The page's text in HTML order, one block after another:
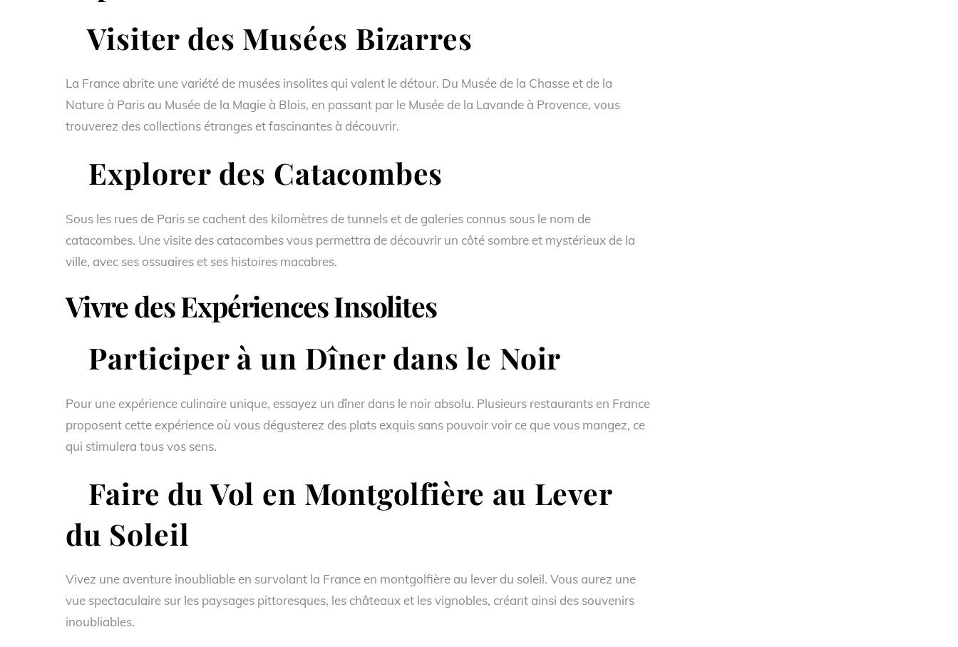
Visiter des Musées Bizarres
La France abrite une variété de musées insolites qui valent le détour. Du Musée de la Chasse et de la
Nature à Paris au Musée de la Magie à Blois, en passant par le Musée de la Lavande à Provence, vous
trouverez des collections étranges et fascinantes à découvrir.
Explorer des Catacombes
Sous les rues de Paris se cachent des kilomètres de tunnels et de galeries connus sous le nom de
catacombes. Une visite des catacombes vous permettra de découvrir un côté sombre et mystérieux de la
ville, avec ses ossuaires et ses histoires macabres.
Vivre des Expériences Insolites
Participer à un Dîner dans le Noir
Pour une expérience culinaire unique, essayez un dîner dans le noir absolu. Plusieurs restaurants en France
proposent cette expérience où vous dégusterez des plats exquis sans pouvoir voir ce que vous mangez, ce
qui stimulera tous vos sens.
Faire du Vol en Montgolfière au Lever
du Soleil
Vivez une aventure inoubliable en survolant la France en montgolfière au lever du soleil. Vous aurez une
vue spectaculaire sur les paysages pittoresques, les châteaux et les vignobles, créant ainsi des souvenirs
inoubliables.